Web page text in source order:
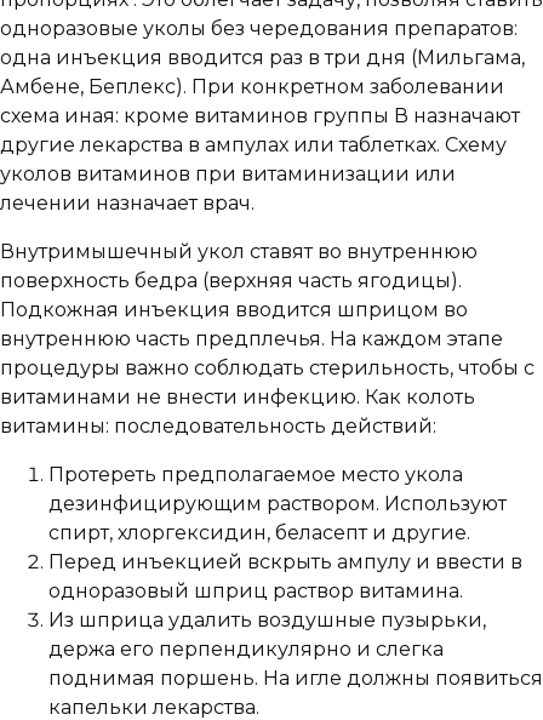
одноразовые уколы без чередования препаратов:
одна инъекция вводится раз в три дня (Мильгама,
Амбене, Беплекс). При конкретном заболевании
схема иная: кроме витаминов группы В назначают
другие лекарства в ампулах или таблетках. Схему
уколов витаминов при витаминизации или
лечении назначает врач.
Внутримышечный укол ставят во внутреннюю
поверхность бедра (верхняя часть ягодицы).
Подкожная инъекция вводится шприцом во
внутреннюю часть предплечья. На каждом этапе
процедуры важно соблюдать стерильность, чтобы с
витаминами не внести инфекцию. Как колоть
витамины: последовательность действий:
Протереть предполагаемое место укола
дезинфицирующим раствором. Используют
спирт, хлоргексидин, беласепт и другие.
Перед инъекцией вскрыть ампулу и ввести в
одноразовый шприц раствор витамина.
Из шприца удалить воздушные пузырьки,
держа его перпендикулярно и слегка
поднимая поршень. На игле должны появиться
капельки лекарства.